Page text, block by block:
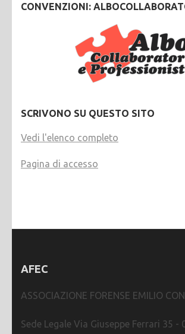
CONVENZIONI:
SCRIVONO SU QUESTO SITO
Vedi l'elenco completo
Pagina di accesso
AFEC
ASSOCIAZIONE FORENSE EMILIO
Sede Legale Via Giuseppe Ferrari 35 -